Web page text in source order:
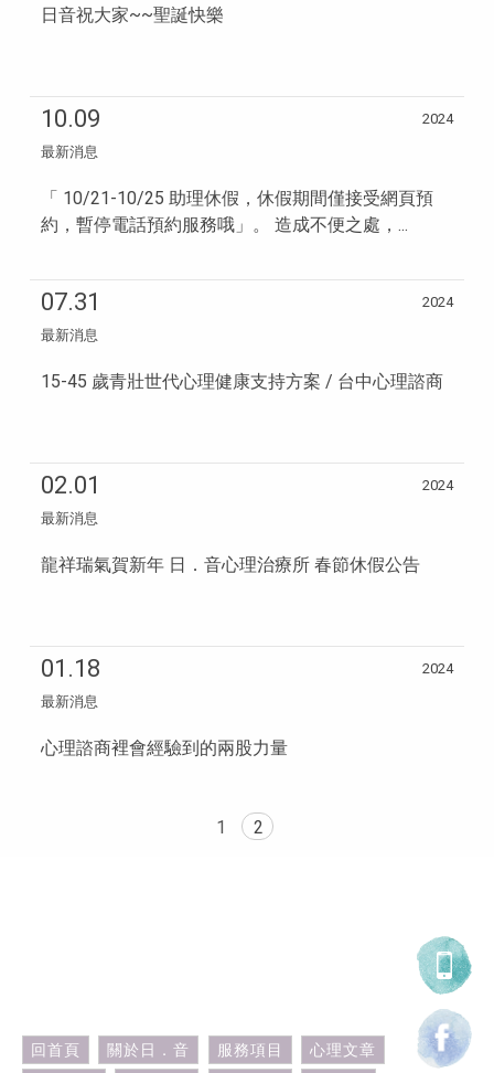
日音祝大家~~聖誕快樂
10.09
2024
最新消息
「 10/21-10/25 助理休假，休假期間僅接受網頁預
約，暫停電話預約服務哦」。 造成不便之處，...
07.31
2024
最新消息
15-45 歲青壯世代心理健康支持方案 / 台中心理諮商
02.01
2024
最新消息
龍祥瑞氣賀新年 日．音心理治療所 春節休假公告
01.18
2024
最新消息
心理諮商裡會經驗到的兩股力量
1 2
回首頁 關於日．音 服務項目 心理文章